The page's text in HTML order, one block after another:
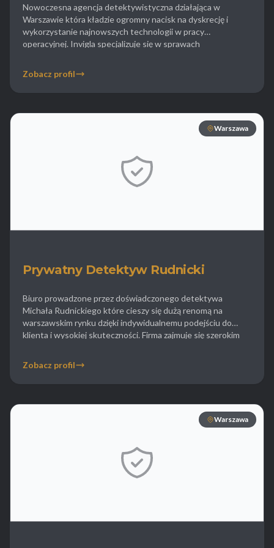
Nowoczesna agencja detektywistyczna działająca w
Warszawie która kładzie ogromny nacisk na dyskrecję i
wykorzystanie najnowszych technologii w pracy
operacyjnej. Invigla specjalizuje się w sprawach
zwolnień lekarskich pracowników. Dla klientów
indywidualnych detektywi prowadzą sprawy rozwodowe
Zobacz profil
Warszawa
Prywatny Detektyw Rudnicki
Biuro prowadzone przez doświadczonego detektywa
Michała Rudnickiego które cieszy się dużą renomą na
warszawskim rynku dzięki indywidualnemu podejściu do
klienta i wysokiej skuteczności. Firma zajmuje się szerokim
współpracy z organami ścigania. W sprawach rodzinnych
detektyw Rudnicki oferuje dyskretną obserwację partnerów
Zobacz profil
Warszawa